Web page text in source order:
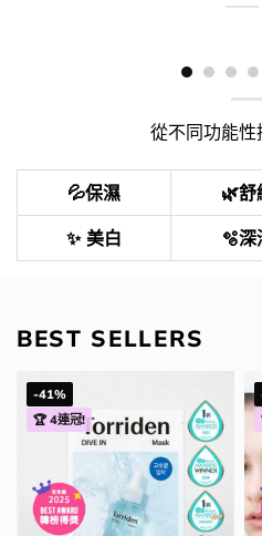
從不同功能性
💦保濕 🌿舒
✨ 美白 🫧深
BEST SELLERS
-41%
🏆 4連冠!